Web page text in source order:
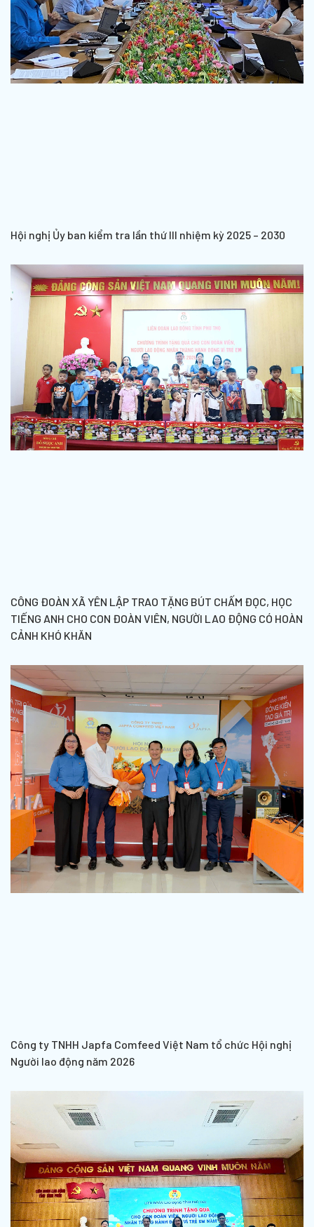
Hội nghị Ủy ban kiểm tra lần thứ III nhiệm kỳ 2025 – 2030
CÔNG ĐOÀN XÃ YÊN LẬP TRAO TẶNG BÚT CHẤM ĐỌC, HỌC
TIẾNG ANH CHO CON ĐOÀN VIÊN, NGƯỜI LAO ĐỘNG CÓ HOÀN
CẢNH KHÓ KHĂN
Công ty TNHH Japfa Comfeed Việt Nam tổ chức Hội nghị
Người lao động năm 2026